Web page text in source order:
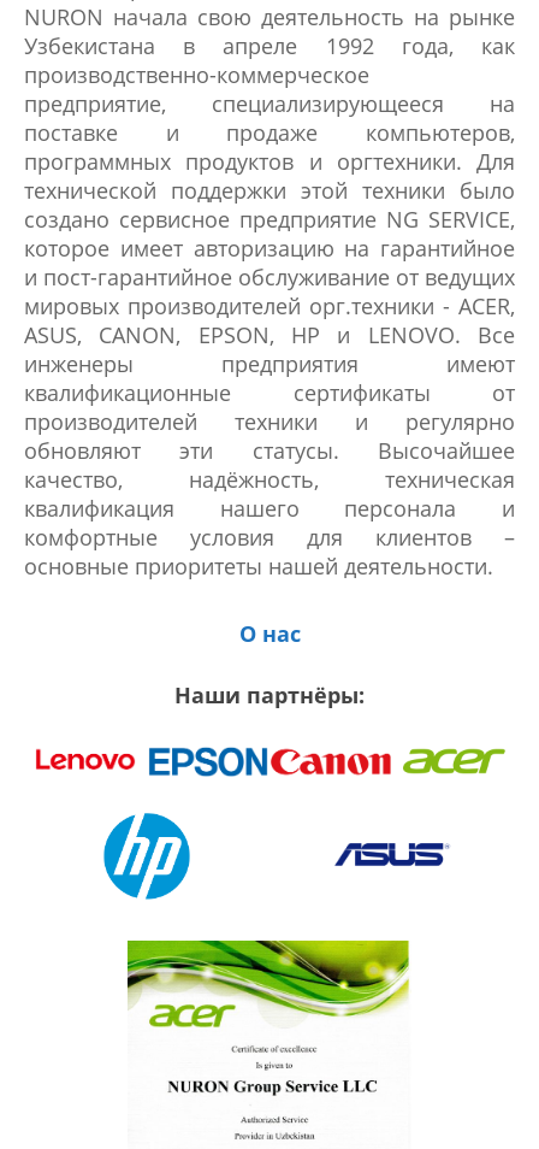
NURON начала свою деятельность на рынке
Узбекистана в апреле 1992 года, как
производственно-коммерческое
предприятие, специализирующееся на
поставке и продаже компьютеров,
программных продуктов и оргтехники. Для
технической поддержки этой техники было
создано сервисное предприятие NG SERVICE,
которое имеет авторизацию на гарантийное
и пост-гарантийное обслуживание от ведущих
мировых производителей орг.техники - ACER,
ASUS, CANON, EPSON, HP и LENOVO. Все
инженеры предприятия имеют
квалификационные сертификаты от
производителей техники и регулярно
обновляют эти статусы. Высочайшее
качество, надёжность, техническая
квалификация нашего персонала и
комфортные условия для клиентов –
основные приоритеты нашей деятельности.
О нас
Наши партнёры: